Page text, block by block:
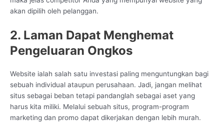
akan dipilih oleh pelanggan.
2. Laman Dapat Menghemat
Pengeluaran Ongkos
Website ialah salah satu investasi paling menguntungkan bagi
sebuah individual ataupun perusahaan. Jadi, jangan melihat
situs sebagai beban tetapi pandanglah sebagai aset yang
harus kita miliki. Melalui sebuah situs, program-program
marketing dan promo dapat dikerjakan dengan lebih murah.